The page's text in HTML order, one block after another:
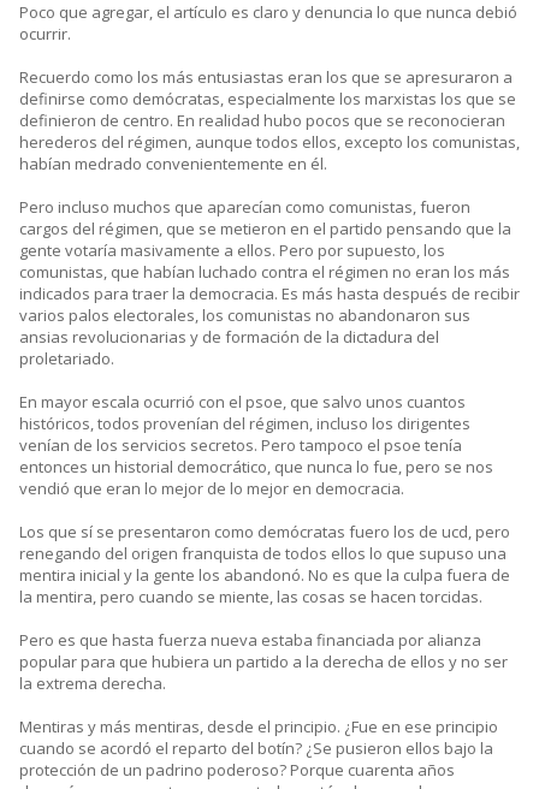
Poco que agregar, el artículo es claro y denuncia lo que nunca debió
ocurrir.
Recuerdo como los más entusiastas eran los que se apresuraron a
definirse como demócratas, especialmente los marxistas los que se
definieron de centro. En realidad hubo pocos que se reconocieran
herederos del régimen, aunque todos ellos, excepto los comunistas,
habían medrado convenientemente en él.
Pero incluso muchos que aparecían como comunistas, fueron
cargos del régimen, que se metieron en el partido pensando que la
gente votaría masivamente a ellos. Pero por supuesto, los
comunistas, que habían luchado contra el régimen no eran los más
indicados para traer la democracia. Es más hasta después de recibir
varios palos electorales, los comunistas no abandonaron sus
ansias revolucionarias y de formación de la dictadura del
proletariado.
En mayor escala ocurrió con el psoe, que salvo unos cuantos
históricos, todos provenían del régimen, incluso los dirigentes
venían de los servicios secretos. Pero tampoco el psoe tenía
entonces un historial democrático, que nunca lo fue, pero se nos
vendió que eran lo mejor de lo mejor en democracia.
Los que sí se presentaron como demócratas fuero los de ucd, pero
renegando del origen franquista de todos ellos lo que supuso una
mentira inicial y la gente los abandonó. No es que la culpa fuera de
la mentira, pero cuando se miente, las cosas se hacen torcidas.
Pero es que hasta fuerza nueva estaba financiada por alianza
popular para que hubiera un partido a la derecha de ellos y no ser
la extrema derecha.
Mentiras y más mentiras, desde el principio. ¿Fue en ese principio
cuando se acordó el reparto del botín? ¿Se pusieron ellos bajo la
protección de un padrino poderoso? Porque cuarenta años